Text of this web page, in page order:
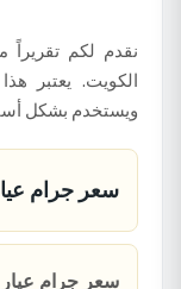
نقدم لكم
ويستخدم بشكل
سعر جرام عيار 24
سعر جرام عيار 24 أمس